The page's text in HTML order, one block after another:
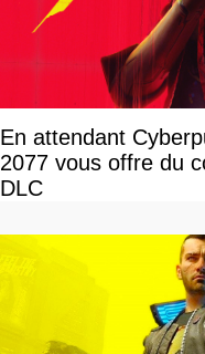
En attendant
2077 vous offre du
DLC